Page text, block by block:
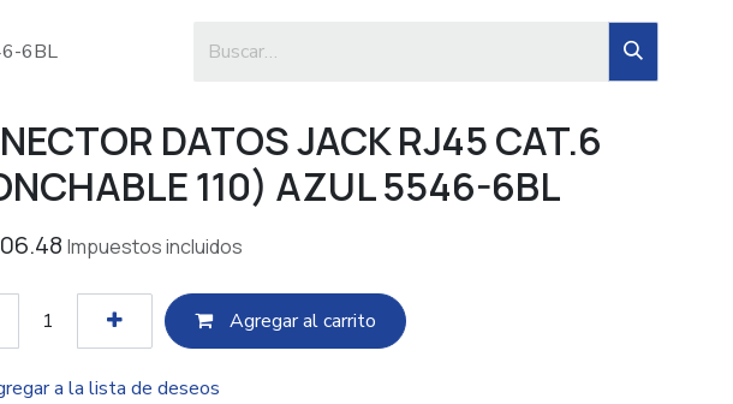
6BL
DATOS JACK RJ45 CAT.6
110) AZUL 5546-6BL
Impuestos incluidos
Agregar al c​​arrito
a la lista de deseos